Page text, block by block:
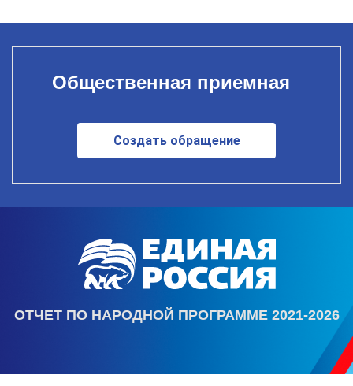
Общественная приемная
Создать обращение
ОТЧЕТ ПО НАРОДНОЙ ПРОГРАММЕ 2021-2026